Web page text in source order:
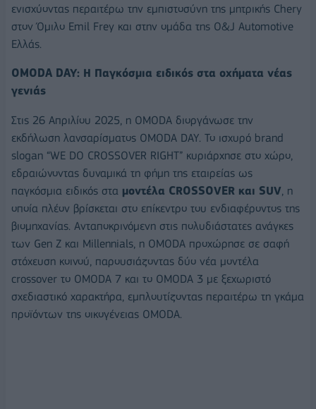
ενισχύοντας περαιτέρω την εμπιστοσύνη της μητρικής Chery
στον Όμιλο Emil Frey και στην ομάδα της O&J Automotive
Ελλάς.
OMODA DAY: Η Παγκόσμια ειδικός στα οχήματα νέας
γενιάς
Στις 26 Απριλίου 2025, η OMODA διοργάνωσε την
εκδήλωση λανσαρίσματος OMODA DAY. Το ισχυρό brand
slogan “WE DO CROSSOVER RIGHT” κυριάρχησε στο χώρο,
εδραιώνοντας δυναμικά τη φήμη της εταιρείας ως
παγκόσμια ειδικός στα μοντέλα CROSSOVER και SUV, η
οποία πλέον βρίσκεται στο επίκεντρο του ενδιαφέροντος της
βιομηχανίας. Ανταποκρινόμενη στις πολυδιάστατες ανάγκες
των Gen Z και Millennials, η OMODA προχώρησε σε σαφή
στόχευση κοινού, παρουσιάζοντας δύο νέα μοντέλα
crossover το OMODA 7 και το OMODA 3 με ξεχωριστό
σχεδιαστικό χαρακτήρα, εμπλουτίζοντας περαιτέρω τη γκάμα
προϊόντων της οικογένειας OMODA.